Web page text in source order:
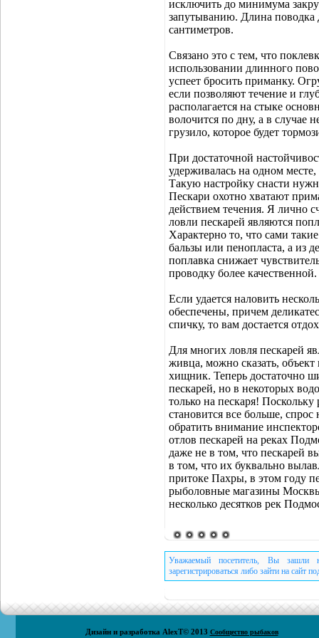
исключить до минимума
запутыванию. Длина поводка
сантиметров.
Связано это с тем, что
использовании длинного
успеет бросить приманку.
если позволяют течение и
располагается на стыке
волочится по дну, а в случае
грузило, которое будет
При достаточной
удерживалась на одном
Такую настройку снасти
Пескари охотно хватают
действием течения. Я лично
ловли пескарей являются
Характерно то, что сами
бальзы или пенопласта, а из
поплавка снижает
проводку более качественной.
Если удается наловить
обеспечены, причем
спичку, то вам достается
Для многих ловля пескарей
живца, можно сказать, объект
хищник. Теперь достаточно
пескарей, но в некоторых
только на пескаря!
становится все больше, спрос
обратить внимание
отлов пескарей на реках
даже не в том, что пескарей
в том, что их буквально
притоке Пахры, в этом году
рыболовные магазины
несколько десятков рек
Уважаемый посетитель, Вы зашли
зарегистрироваться либо зайти на сайт
Дизайн и разработка AlexT© 2013 Сообщество рыбаков